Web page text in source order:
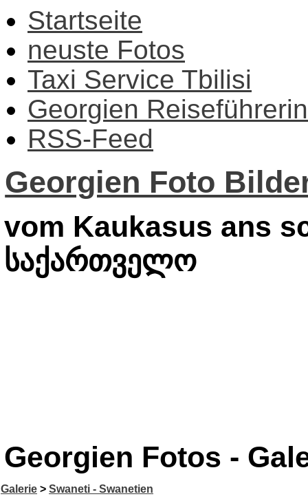
Startseite
neuste Fotos
Taxi Service Tbilisi
Georgien Reiseführerin
RSS-Feed
Georgien Foto
vom Kaukasus ans
საქართველო
Georgien Fotos -
Galerie > Swaneti - Swanetien